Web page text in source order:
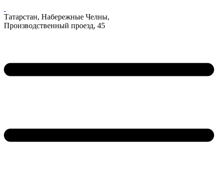
Татарстан, Набережные Челны,
Производственный проезд, 45